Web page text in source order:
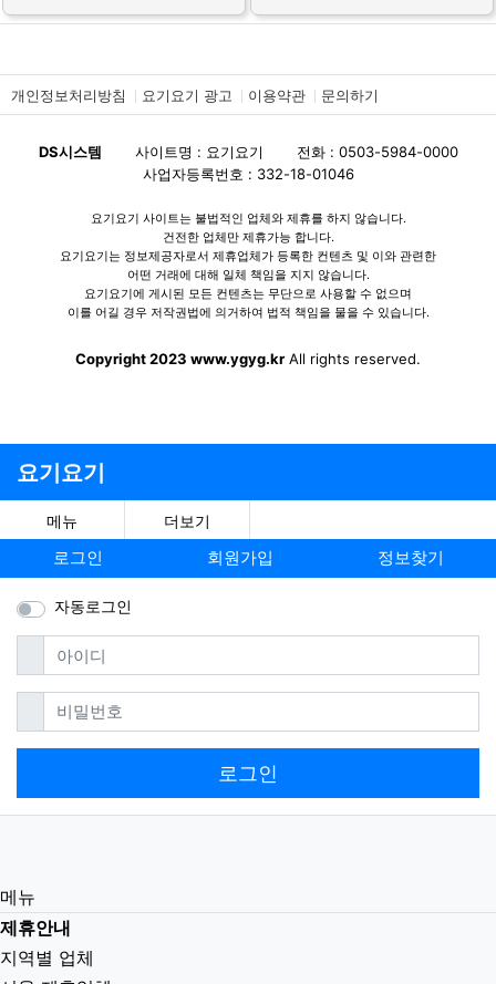
개인정보처리방침 요기요기 광고 이용약관 문의하기
DS시스템 사이트명 : 요기요기
전화 : 0503-5984-0000
사업자등록번호 : 332-18-01046
요기요기 사이트는 불법적인 업체와 제휴를 하지 않습니다.
건전한 업체만 제휴가능 합니다.
요기요기는 정보제공자로서 제휴업체가 등록한 컨텐츠 및 이와 관련한
어떤 거래에 대해 일체 책임을 지지 않습니다.
요기요기에 게시된 모든 컨텐츠는 무단으로 사용할 수 없으며
이를 어길 경우 저작권법에 의거하여 법적 책임을 물을 수 있습니다.
Copyright 2023 www.ygyg.kr All rights reserved.
요기요기
메뉴 더보기
로그인 회원가입 정보찾기
자동로그인
아이디필수
비밀번호필수
로그인
메뉴
제휴안내
지역별 업체